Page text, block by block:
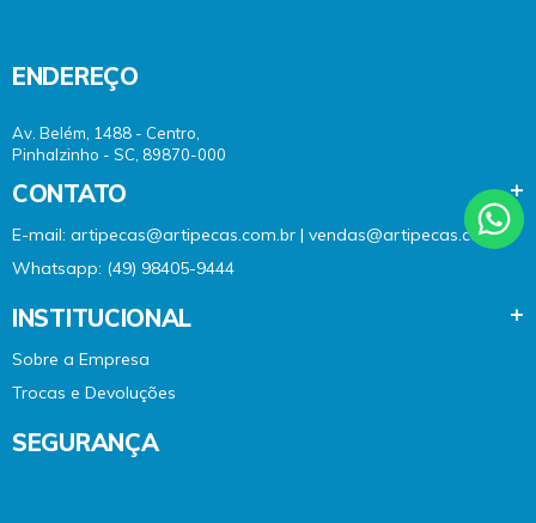
ENDEREÇO
Av. Belém, 1488 - Centro,
Pinhalzinho - SC, 89870-000
CONTATO
E-mail: artipecas@artipecas.com.br | vendas@artipecas.com.br
Whatsapp: (49) 98405-9444
INSTITUCIONAL
Sobre a Empresa
Trocas e Devoluções
SEGURANÇA